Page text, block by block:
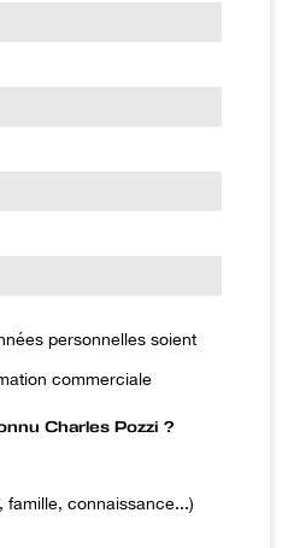
personnelles soient
commerciale
Charles Pozzi ?
famille, connaissance...)